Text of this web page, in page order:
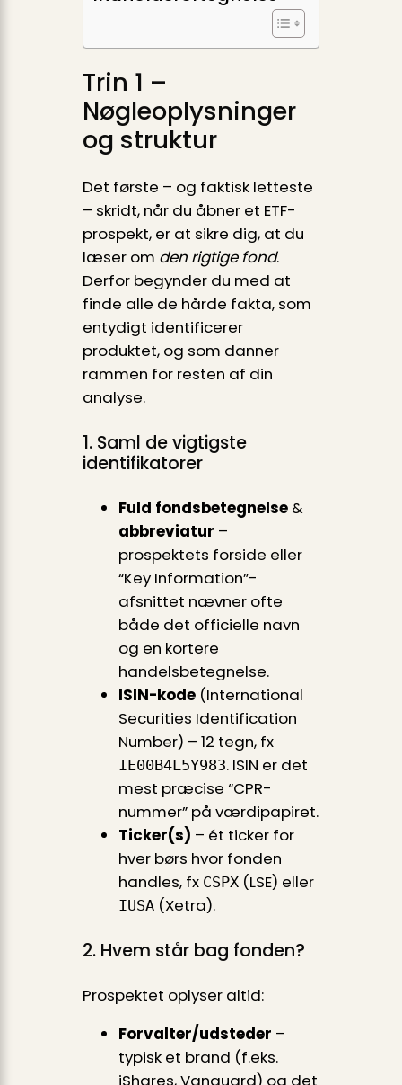
Trin 1 –
Nøgleoplysninger
og struktur
Det første – og faktisk letteste
– skridt, når du åbner et ETF-
prospekt, er at sikre dig, at du
læser om den rigtige fond.
Derfor begynder du med at
finde alle de hårde fakta, som
entydigt identificerer
produktet, og som danner
rammen for resten af din
analyse.
1. Saml de vigtigste
identifikatorer
Fuld fondsbetegnelse&
abbreviatur –
prospektets forside eller
“Key Information”-
afsnittet nævner ofte
både det officielle navn
og en kortere
handelsbetegnelse.
ISIN-kode(International
Securities Identification
Number) – 12 tegn, fx
IE00B4L5Y983. ISIN er det
mest præcise “CPR-
nummer” på værdipapiret.
Ticker(s) – ét ticker for
hver børs hvor fonden
handles, fx CSPX(LSE) eller
IUSA(Xetra).
2. Hvem står bag fonden?
Prospektet oplyser altid:
Forvalter/udsteder –
typisk et brand (f.eks.